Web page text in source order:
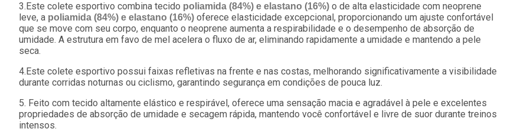
3.Este colete esportivo combina tecido poliamida (84%) e elastano (16%) o de alta elasticidade com neoprene
leve, a poliamida (84%) e elastano (16%) oferece elasticidade excepcional, proporcionando um ajuste confortável
que se move com seu corpo, enquanto o neoprene aumenta a respirabilidade e o desempenho de absorção de
umidade. A estrutura em favo de mel acelera o fluxo de ar, eliminando rapidamente a umidade e mantendo a pele
seca.
4.Este colete esportivo possui faixas refletivas na frente e nas costas, melhorando significativamente a visibilidade
durante corridas noturnas ou ciclismo, garantindo segurança em condições de pouca luz.
5. Feito com tecido altamente elástico e respirável, oferece uma sensação macia e agradável à pele e excelentes
propriedades de absorção de umidade e secagem rápida, mantendo você confortável e livre de suor durante treinos
intensos.